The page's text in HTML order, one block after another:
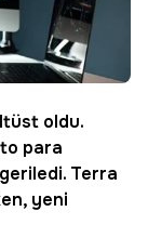
oldu.
para
Terra
yeni